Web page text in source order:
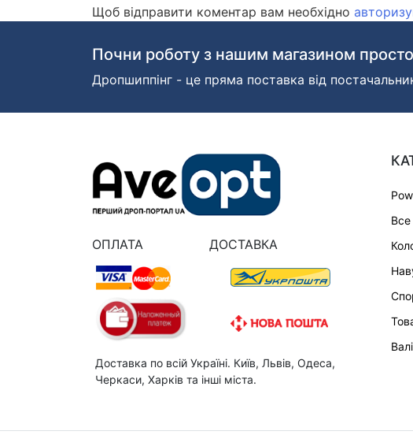
Щоб відправити коментар вам необхідно
Почни роботу з нашим магазином
Дропшиппінг - це пряма поставка від
ОПЛАТА ДОСТАВКА
Доставка по всій Україні. Київ, Львів, Одеса,
Черкаси, Харків та інші міста.
Все